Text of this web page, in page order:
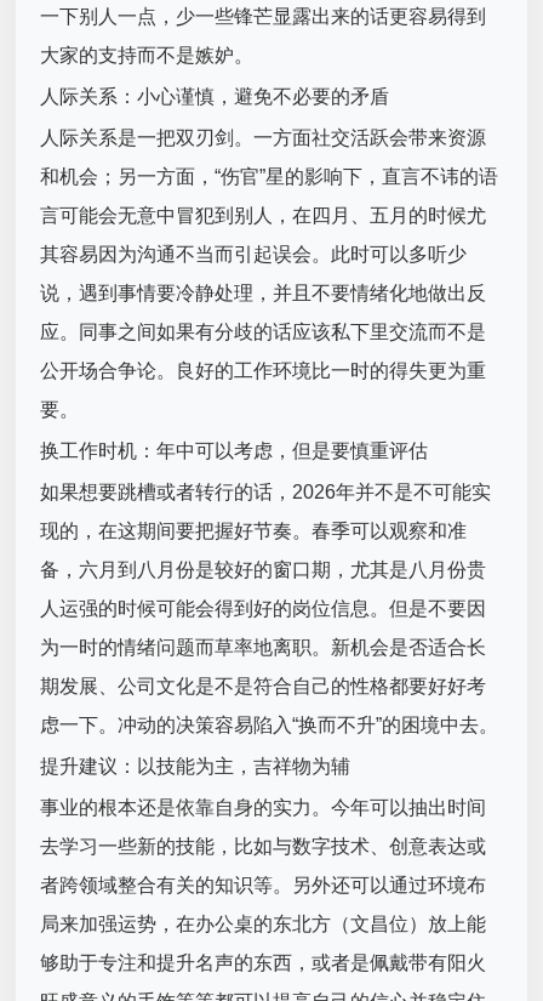
一下别人一点，少一些锋芒显露出来的话更容易得到
大家的支持而不是嫉妒。
人际关系：小心谨慎，避免不必要的矛盾
人际关系是一把双刃剑。一方面社交活跃会带来资源
和机会；另一方面，“伤官”星的影响下，直言不讳的语
言可能会无意中冒犯到别人，在四月、五月的时候尤
其容易因为沟通不当而引起误会。此时可以多听少
说，遇到事情要冷静处理，并且不要情绪化地做出反
应。同事之间如果有分歧的话应该私下里交流而不是
公开场合争论。良好的工作环境比一时的得失更为重
要。
换工作时机：年中可以考虑，但是要慎重评估
如果想要跳槽或者转行的话，2026年并不是不可能实
现的，在这期间要把握好节奏。春季可以观察和准
备，六月到八月份是较好的窗口期，尤其是八月份贵
人运强的时候可能会得到好的岗位信息。但是不要因
为一时的情绪问题而草率地离职。新机会是否适合长
期发展、公司文化是不是符合自己的性格都要好好考
虑一下。冲动的决策容易陷入“换而不升”的困境中去。
提升建议：以技能为主，吉祥物为辅
事业的根本还是依靠自身的实力。今年可以抽出时间
去学习一些新的技能，比如与数字技术、创意表达或
者跨领域整合有关的知识等。另外还可以通过环境布
局来加强运势，在办公桌的东北方（文昌位）放上能
够助于专注和提升名声的东西，或者是佩戴带有阳火